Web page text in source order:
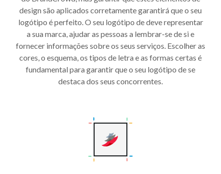
design são aplicados corretamente garantirá que o seu
logótipo é perfeito. O seu logótipo de deve representar
a sua marca, ajudar as pessoas a lembrar-se de si e
fornecer informações sobre os seus serviços. Escolher as
cores, o esquema, os tipos de letra e as formas certas é
fundamental para garantir que o seu logótipo de se
destaca dos seus concorrentes.